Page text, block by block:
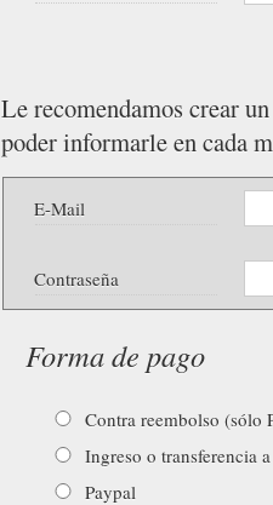
Le recomendamos crear
poder informarle en cada
E-Mail
Contraseña
Forma de pago
Contra reembolso (sólo
Ingreso o transferencia
Paypal